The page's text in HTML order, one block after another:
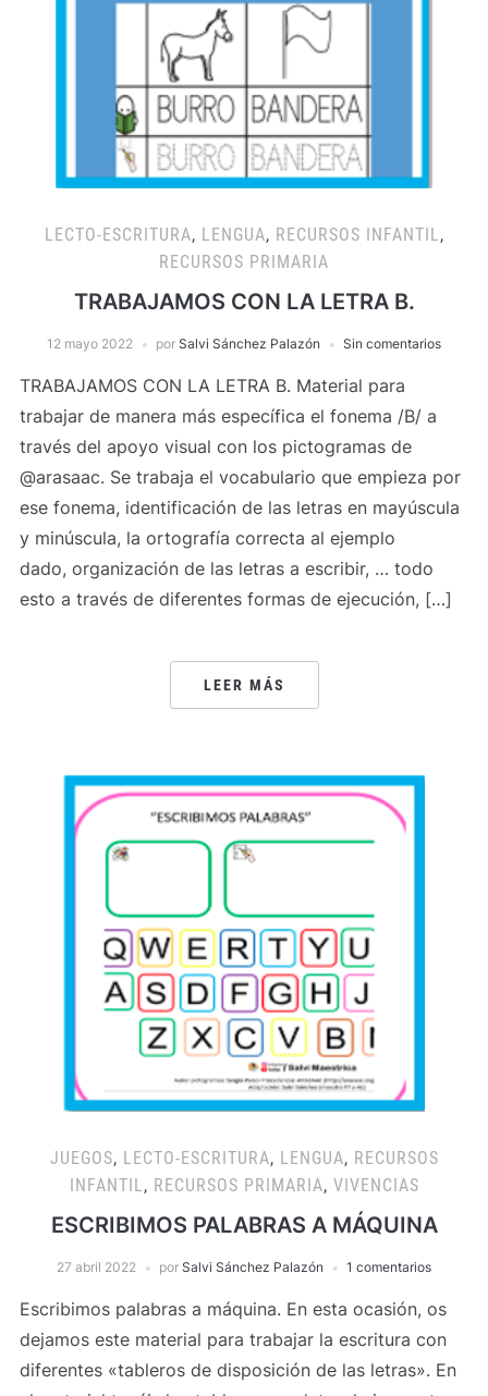
LECTO-ESCRITURA, LENGUA, RECURSOS INFANTIL,
RECURSOS PRIMARIA
TRABAJAMOS CON LA LETRA B.
12 mayo 2022 por Salvi Sánchez Palazón Sin comentarios
TRABAJAMOS CON LA LETRA B. Material para
trabajar de manera más específica el fonema /B/ a
través del apoyo visual con los pictogramas de
@arasaac. Se trabaja el vocabulario que empieza por
ese fonema, identificación de las letras en mayúscula
y minúscula, la ortografía correcta al ejemplo
dado, organización de las letras a escribir, … todo
esto a través de diferentes formas de ejecución, […]
LEER MÁS
JUEGOS, LECTO-ESCRITURA, LENGUA, RECURSOS
INFANTIL, RECURSOS PRIMARIA, VIVENCIAS
ESCRIBIMOS PALABRAS A MÁQUINA
27 abril 2022 por Salvi Sánchez Palazón 1 comentarios
Escribimos palabras a máquina. En esta ocasión, os
dejamos este material para trabajar la escritura con
diferentes «tableros de disposición de las letras». En